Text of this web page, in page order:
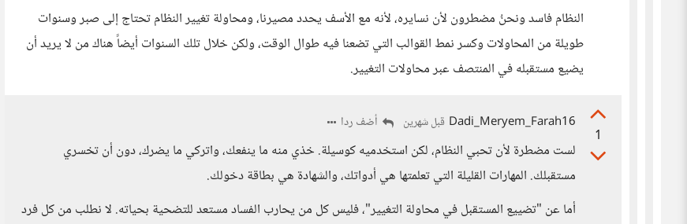
النظام فاسد ونحنُ مضطرون لأن نسايره، لأنه مع الأسف يحدد مصيرنا، ومحاولة تغيير النظام تحتاج إلى صبر وسنوات
طويلة من المحاولات وكسر نمط القوالب التي تضعنا فيه طوال الوقت، ولكن خلال تلك السنوات أيضاً هناك من لا يريد أن
يضيع مستقبله في المنتصف عبر محاولات التغيير.
1
Dadi_Meryem_Farah16 قبل شهرين أضف ردا
لست مضطرة لأن تحبي النظام، لكن استخدميه كوسيلة. خذي منه ما ينفعك، واتركي ما يضرك، دون أن تخسري
مستقبلك. المهارات القليلة التي تعلمتها هي أدواتك، والشهادة هي بطاقة دخولك.
أما عن "تضييع المستقبل في محاولة التغيير"، فليس كل من يحارب الفساد مستعد للتضحية بحياته. لا نطلب من كل فرد